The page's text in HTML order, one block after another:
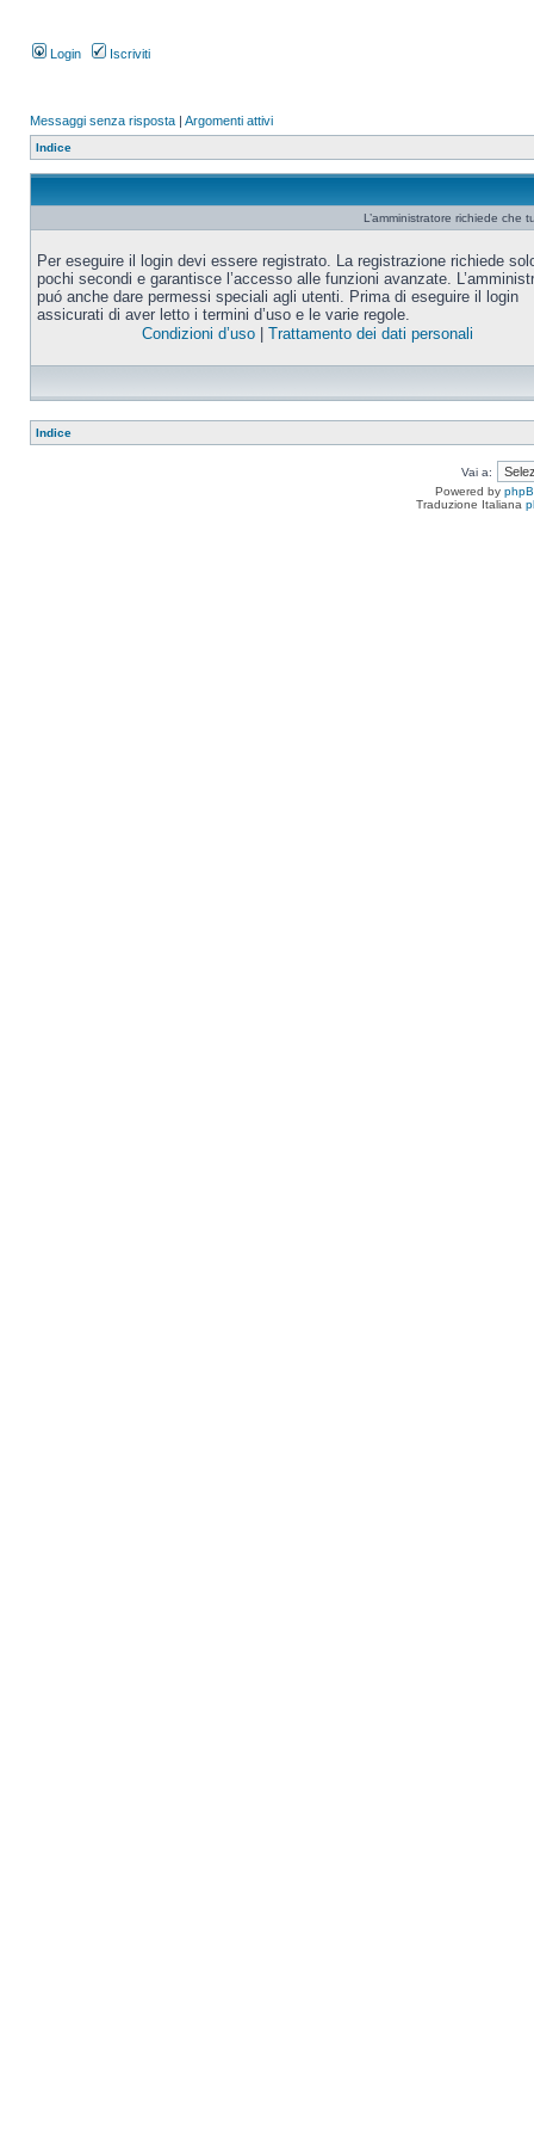
Login Iscriviti
Messaggi senza risposta | Argomenti attivi
Indice
L’amministratore richiede che
Per eseguire il login devi essere registrato. La registrazione richiede
pochi secondi e garantisce l’accesso alle funzioni avanzate.
puó anche dare permessi speciali agli utenti. Prima di eseguire il login
assicurati di aver letto i termini d’uso e le varie regole.
Condizioni d’uso| Trattamento dei dati personali
Indice
Vai a:
Powered by
Traduzione Italiana